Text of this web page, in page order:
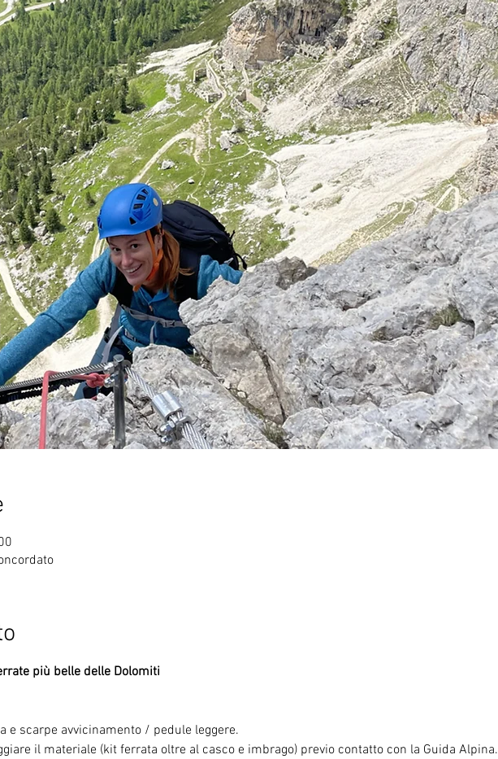
più belle delle Dolomiti
e scarpe avvicinamento / pedule leggere.
il materiale (kit ferrata oltre al casco e imbrago) previo contatto con la Guida Alpina.